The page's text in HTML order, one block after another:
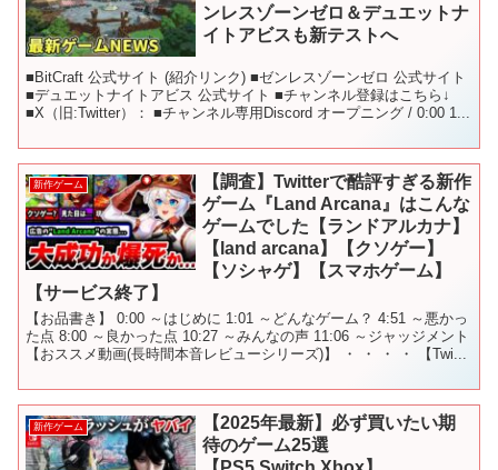
ンレスゾーンゼロ＆デュエットナ
イトアビスも新テストへ
■BitCraft 公式サイト (紹介リンク) ■ゼンレスゾーンゼロ 公式サイト
■デュエットナイトアビス 公式サイト ■チャンネル登録はこちら↓
■X（旧:Twitter）： ■チャンネル専用Discord オープニング / 0:00 1...
新作ゲーム
【調査】Twitterで酷評すぎる新作
ゲーム『Land Arcana』はこんな
ゲームでした【ランドアルカナ】
【land arcana】【クソゲー】
【ソシャゲ】【スマホゲーム】
【サービス終了】
【お品書き】 0:00 ～はじめに 1:01 ～どんなゲーム？ 4:51 ～悪かっ
た点 8:00 ～良かった点 10:27 ～みんなの声 11:06 ～ジャッジメント
【おススメ動画(長時間本音レビューシリーズ)】 ・ ・ ・ ・ 【Twi...
新作ゲーム
【2025年最新】必ず買いたい期
待のゲーム25選